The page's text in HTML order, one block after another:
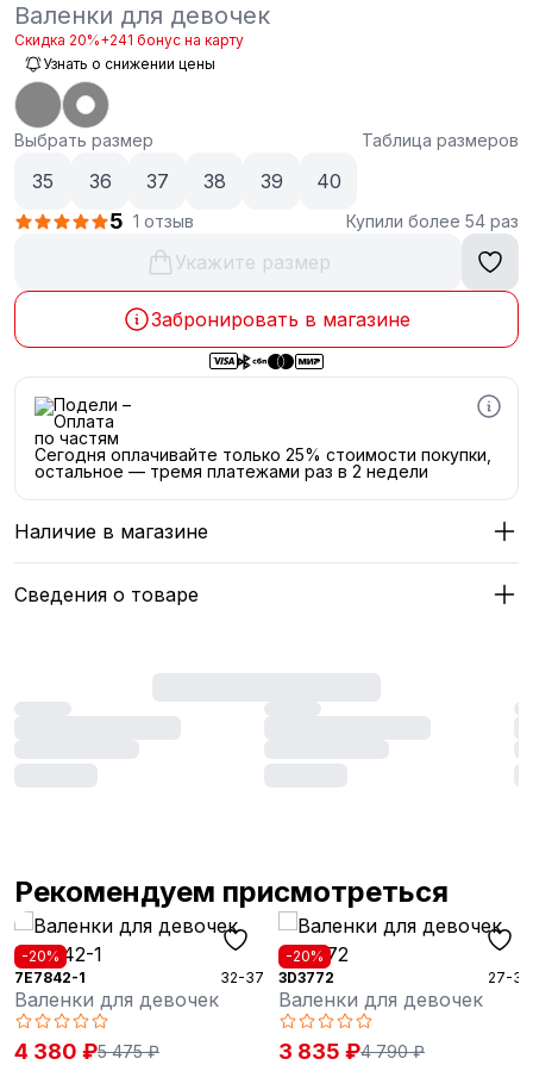
Валенки для девочек
Скидка 20%+241 бонус на карту
Узнать о снижении цены
Выбрать размер Таблица размеров
35 36 37 38 39 40
5 1 отзыв Купили более 54 раз
Укажите размер
Забронировать в магазине
Сегодня оплачивайте только 25% стоимости покупки,
остальное — тремя платежами раз в 2 недели
Наличие в магазине
Сведения о товаре
Рекомендуем присмотреться
-20%
7E7842-1
32-37
Валенки для девочек
4 380 ₽5 475 ₽
-20%
3D3772
27-31
Валенки для девочек
3 835 ₽4 790 ₽